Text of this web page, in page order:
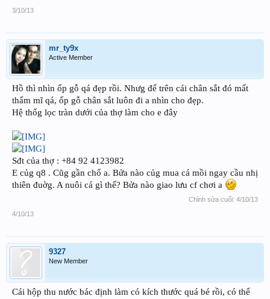
3/10/13
mr_ty9x
Active Member
Hồ thì nhìn ốp gỗ qá đẹp rồi. Nhưg để trên cái chân sắt đó mất
thẩm mĩ qá, ốp gỗ chân sắt luôn đi a nhìn cho đẹp.
Hệ thốg lọc tràn dưới của thợ làm cho e đây
Sđt của thợ : +84 92 4123982
E củg q8 . Cũg gần chổ a. Bửa nào củg mua cá mồi ngay cầu nhị
thiên đuờg. A nuôi cá gì thế? Bửa nào giao lưu cf chơi a
Chỉnh sửa cuối: 4/10/13
4/10/13
9327
New Member
Cái hộp thu nước bác định làm có kích thước quá bé rồi, có thể